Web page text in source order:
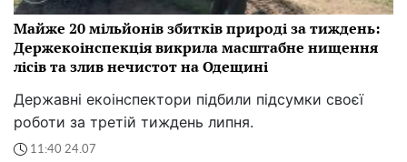
Майже 20 мільйонів збитків природі за тиждень:
Держекоінспекція викрила масштабне нищення
лісів та злив нечистот на Одещині
Державні екоінспектори підбили підсумки своєї
роботи за третій тиждень липня.
11:40 24.07